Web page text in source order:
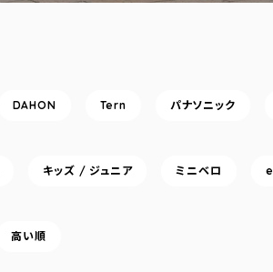
DAHON Tern パナソニック
キッズ / ジュニア ミニベロ
高い順